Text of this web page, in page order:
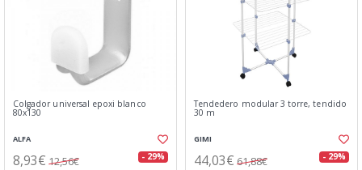
Colgador universal epoxi blanco
80x130
ALFA
8,93€ 12,56€ - 29%
Tendedero modular 3 torre, tendido
30 m
GIMI
44,03€ 61,88€ - 29%